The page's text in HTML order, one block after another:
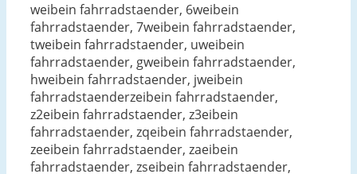
weibein fahrradstaender, 6weibein
fahrradstaender, 7weibein fahrradstaender,
tweibein fahrradstaender, uweibein
fahrradstaender, gweibein fahrradstaender,
hweibein fahrradstaender, jweibein
fahrradstaenderzeibein fahrradstaender,
z2eibein fahrradstaender, z3eibein
fahrradstaender, zqeibein fahrradstaender,
zeeibein fahrradstaender, zaeibein
fahrradstaender, zseibein fahrradstaender,